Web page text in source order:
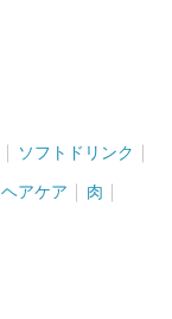
ソフトドリンク
ヘアケア 肉